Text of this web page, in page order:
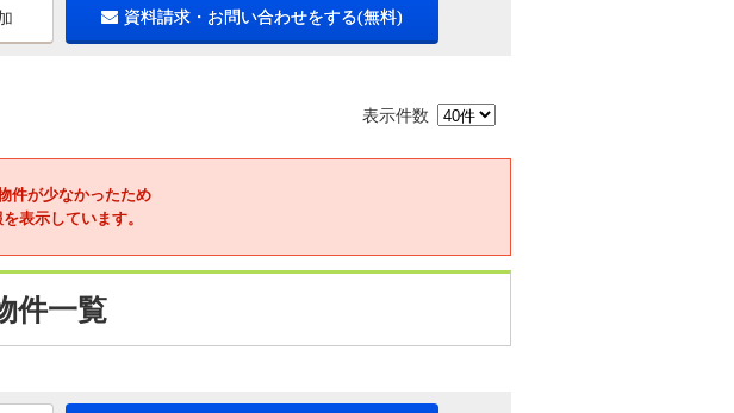
資料請求・お問い合わせをする(無料)
表示件数
件が少なかったため
表示しています。
件一覧